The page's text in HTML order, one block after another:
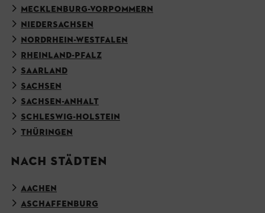
MECKLENBURG-VORPOMMERN
NIEDERSACHSEN
NORDRHEIN-WESTFALEN
RHEINLAND-PFALZ
SAARLAND
SACHSEN
SACHSEN-ANHALT
SCHLESWIG-HOLSTEIN
THÜRINGEN
NACH STÄDTEN
AACHEN
ASCHAFFENBURG